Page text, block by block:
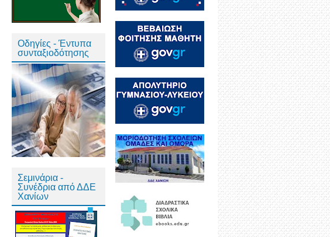
Οδηγίες - Έντυπα
συνταξιοδότησης
Σεμινάρια -
Συνέδρια από ΔΔΕ
Χανίων